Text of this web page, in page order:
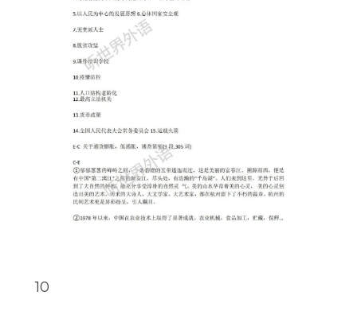
  10